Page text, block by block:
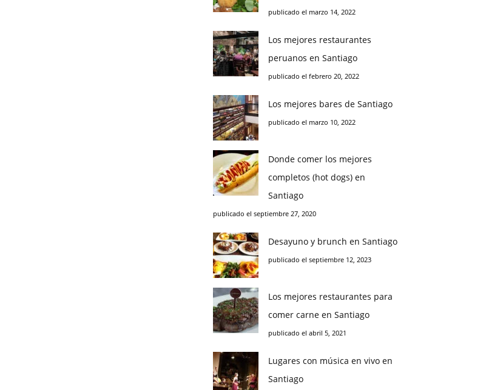
publicado el marzo 14, 2022
Los mejores restaurantes
peruanos en Santiago
publicado el febrero 20, 2022
Los mejores bares de Santiago
publicado el marzo 10, 2022
Donde comer los mejores
completos (hot dogs) en
Santiago
publicado el septiembre 27, 2020
Desayuno y brunch en Santiago
publicado el septiembre 12, 2023
Los mejores restaurantes para
comer carne en Santiago
publicado el abril 5, 2021
Lugares con música en vivo en
Santiago